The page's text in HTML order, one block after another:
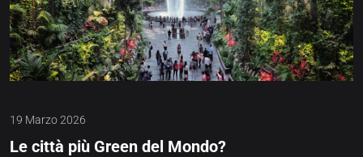
19 Marzo 2026
Le città più Green del Mondo?